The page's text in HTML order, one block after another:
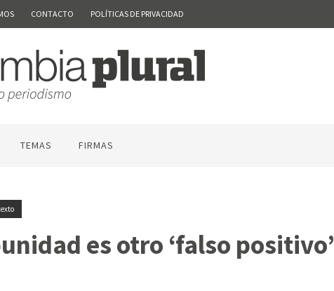
CONTACTO POLÍTICAS DE PRIVACIDAD
TEMAS FIRMAS
es otro ‘falso positivo’